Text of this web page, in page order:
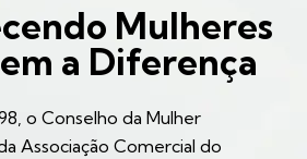
Mulheres
a Diferença
o Conselho da Mulher
Associação Comercial do